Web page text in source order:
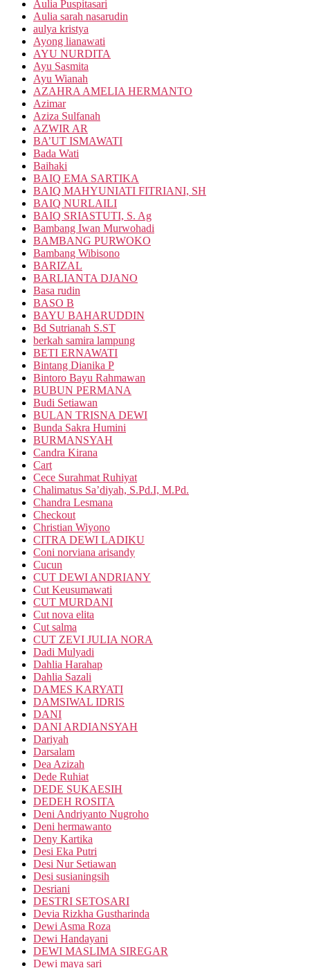
Aulia Puspitasari
Aulia sarah nasarudin
aulya kristya
Ayong lianawati
AYU NURDITA
Ayu Sasmita
Ayu Wianah
AZAHRA AMELIA HERMANTO
Azimar
Aziza Sulfanah
AZWIR AR
BA’UT ISMAWATI
Bada Wati
Baihaki
BAIQ EMA SARTIKA
BAIQ MAHYUNIATI FITRIANI, SH
BAIQ NURLAILI
BAIQ SRIASTUTI, S. Ag
Bambang Iwan Murwohadi
BAMBANG PURWOKO
Bambang Wibisono
BARIZAL
BARLIANTA DJANO
Basa rudin
BASO B
BAYU BAHARUDDIN
Bd Sutrianah S.ST
berkah samira lampung
BETI ERNAWATI
Bintang Dianika P
Bintoro Bayu Rahmawan
BUBUN PERMANA
Budi Setiawan
BULAN TRISNA DEWI
Bunda Sakra Humini
BURMANSYAH
Candra Kirana
Cart
Cece Surahmat Ruhiyat
Chalimatus Sa’diyah, S.Pd.I, M.Pd.
Chandra Lesmana
Checkout
Christian Wiyono
CITRA DEWI LADIKU
Coni norviana arisandy
Cucun
CUT DEWI ANDRIANY
Cut Keusumawati
CUT MURDANI
Cut nova elita
Cut salma
CUT ZEVI JULIA NORA
Dadi Mulyadi
Dahlia Harahap
Dahlia Sazali
DAMES KARYATI
DAMSIWAL IDRIS
DANI
DANI ARDIANSYAH
Dariyah
Darsalam
Dea Azizah
Dede Ruhiat
DEDE SUKAESIH
DEDEH ROSITA
Deni Andriyanto Nugroho
Deni hermawanto
Deny Kartika
Desi Eka Putri
Desi Nur Setiawan
Desi susianingsih
Desriani
DESTRI SETOSARI
Devia Rizkha Gustharinda
Dewi Asma Roza
Dewi Handayani
DEWI MASLIMA SIREGAR
Dewi maya sari